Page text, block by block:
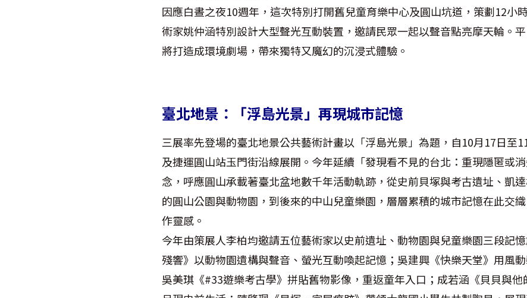
因應白晝之夜10週年，這次特別打開舊兒童育樂中心及圓山坑道，策劃12小
術家姚仲涵特別設計大型聲光互動裝置，邀請民眾一起以聲音點亮摩天輪。
將打造成環境劇場，帶來獨特又魔幻的沉浸式體驗。
臺北地景：「浮島光景」再現城市記憶
三展率先登場的臺北地景公共藝術計畫以「浮島光景」為題，自10月17日至
及捷運圓山站玉門街沿線展開。今年延續「發現看不見的台北：重現隱匿或
念，呼應圓山承載著臺北盆地數千年活動軌跡，從史前貝塚與考古遺址、凱
的圓山公園與動物園，到後來的中山兒童樂園，層層累積的城市記憶在此交
作靈感。
今年由策展人李柏均邀請五位藝術家以史前遺址、動物園與兒童樂園三段記
殘響》以動物園遺構與聲音、螢光互動喚起記憶；吳建興《快樂天堂》用風
吳美琪《#33遊樂考古學》拼貼舊物影像，重返童年入口；成若涵《貝貝與